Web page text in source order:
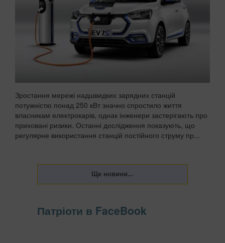
Зростання мережі надшвидких зарядних станцій
потужністю понад 250 кВт значно спростило життя
власникам електрокарів, однак інженери застерігають про
приховані ризики. Останні дослідження показують, що
регулярне використання станцій постійного струму пр...
Патріоти в FaceBook